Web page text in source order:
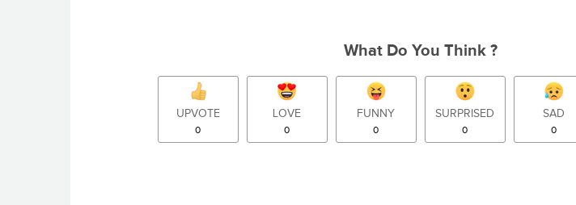
What Do You Think ?
UPVOTE
0
LOVE
0
FUNNY
0
SURPRISED
0
SAD
0